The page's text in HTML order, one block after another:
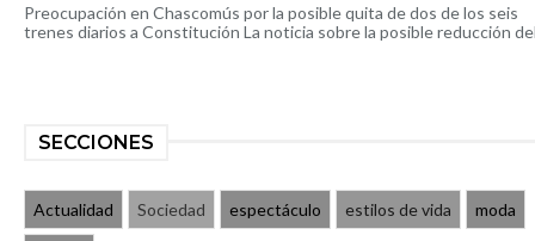
Preocupación en Chascomús por la posible quita de dos de los seis
trenes diarios a Constitución La noticia sobre la posible reducción
SECCIONES
Actualidad Sociedad espectáculo estilos de vida moda